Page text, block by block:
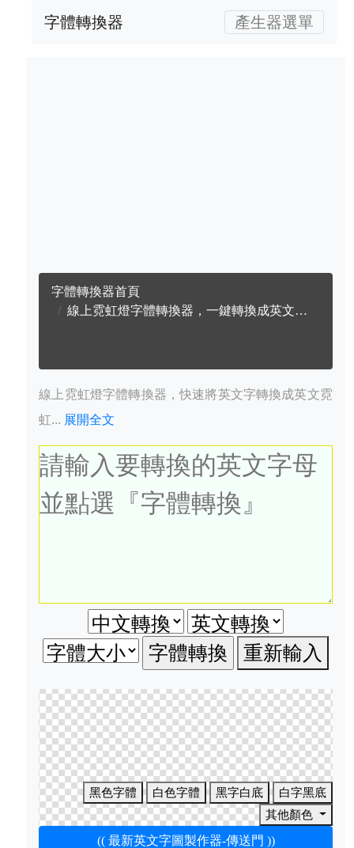
字體轉換器 產生器選單
字體轉換器首頁
線上霓虹燈字體轉換器，一鍵轉換成英文霓虹燈字體
線上霓虹燈字體轉換器，快速將英文字轉換成英文霓
虹... 展開全文
重新輸入
黑色字體 白色字體 黑字白底
白字黑底
其他顏色
(( 最新英文字圖製作器-傳送門 ))